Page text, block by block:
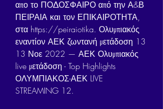
απο το ΠΟΔΟΣΦΑΙΡΟ από την Α&Β
ΠΕΙΡΑΙΑ και τον ΕΠΙΚΑΙΡΟΤΗΤΑ,
στα https://peiraiotika. Ολυμπιακός
εναντίον ΑΕΚ ζωντανή μετάδοση 13
13 Νοε 2022 — ΑΕΚ Ολυμπιακός
live μετάδοση - Top Highlights
ΟΛΥΜΠΙΑΚΟΣ-ΑΕΚ LIVE
STREAMING 12.